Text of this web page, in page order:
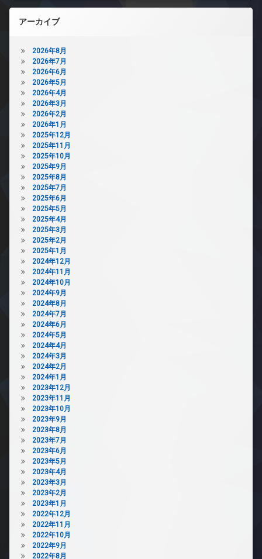
アーカイブ
2026年8月
2026年7月
2026年6月
2026年5月
2026年4月
2026年3月
2026年2月
2026年1月
2025年12月
2025年11月
2025年10月
2025年9月
2025年8月
2025年7月
2025年6月
2025年5月
2025年4月
2025年3月
2025年2月
2025年1月
2024年12月
2024年11月
2024年10月
2024年9月
2024年8月
2024年7月
2024年6月
2024年5月
2024年4月
2024年3月
2024年2月
2024年1月
2023年12月
2023年11月
2023年10月
2023年9月
2023年8月
2023年7月
2023年6月
2023年5月
2023年4月
2023年3月
2023年2月
2023年1月
2022年12月
2022年11月
2022年10月
2022年9月
2022年8月